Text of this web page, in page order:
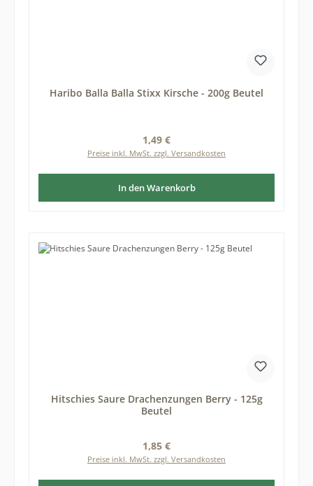
Haribo Balla Balla Stixx Kirsche - 200g Beutel
Regulärer Preis:
1,49 €
Preise inkl. MwSt. zzgl. Versandkosten
In den Warenkorb
Hitschies Saure Drachenzungen Berry - 125g
Beutel
Regulärer Preis:
1,85 €
Preise inkl. MwSt. zzgl. Versandkosten